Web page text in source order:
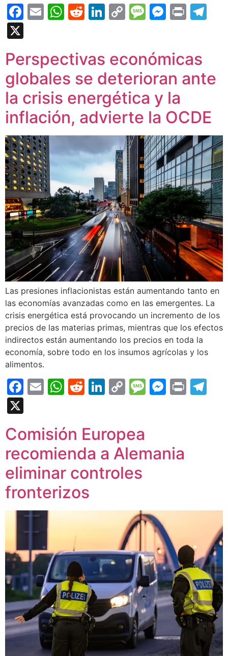
Facebook
EmailWhatsApp
Reddit
LinkedIn
CopyMessage
Print
Perspectivas económicas
globales se deterioran ante
la crisis energética y la
inflación, advierte la OCDE
Las presiones inflacionistas están aumentando tanto en
las economías avanzadas como en las emergentes. La
crisis energética está provocando un incremento de los
precios de las materias primas, mientras que los efectos
indirectos están aumentando los precios en toda la
economía, sobre todo en los insumos agrícolas y los
alimentos.
Facebook
EmailWhatsApp
Reddit
LinkedIn
CopyMessage
Print
Comisión Europea
recomienda a Alemania
eliminar controles
fronterizos